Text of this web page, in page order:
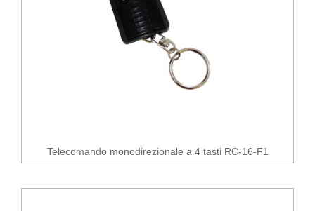
Telecomando monodirezionale a 4 tasti RC-16-F1